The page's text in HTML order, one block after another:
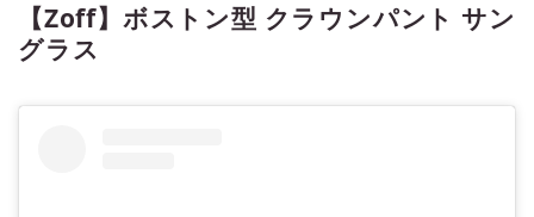
【Zoff】ボストン型 クラウンパント サン
グラス